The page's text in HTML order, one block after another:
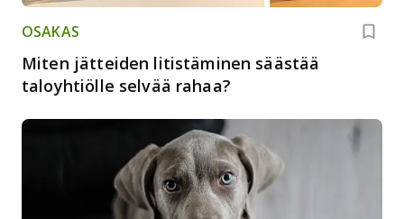
OSAKAS
Miten jätteiden litistäminen säästää
taloyhtiölle selvää rahaa?